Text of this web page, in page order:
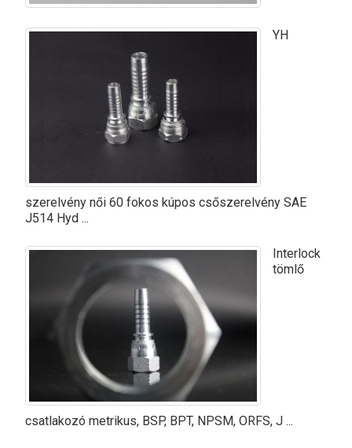
YH
szerelvény női 60 fokos kúpos csőszerelvény SAE
J514 Hyd ...
Interlock
tömlő
csatlakozó metrikus, BSP, BPT, NPSM, ORFS, J ...